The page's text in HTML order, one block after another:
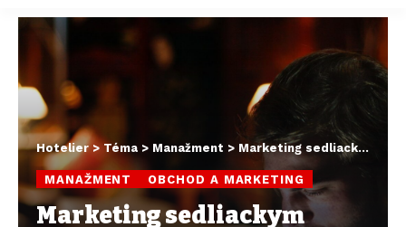
Hotelier> Téma > Manažment > Marketing sedliackym rozumom: Akou rečou hovorí váš hosť?
MANAŽMENT OBCHOD A MARKETING
Marketing sedliackym